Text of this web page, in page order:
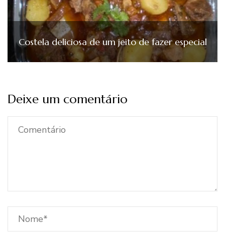
Costela deliciosa de um jeito de fazer especial
Deixe um comentário